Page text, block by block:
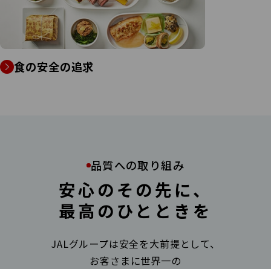
食の安全の追求
品質への取り組み
安心のその先に、
最高のひとときを
JALグループは安全を大前提として、
お客さまに世界一の